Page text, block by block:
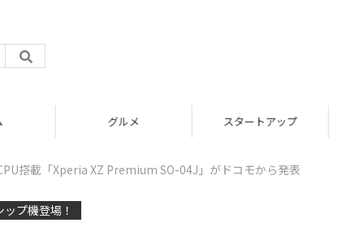
グルメ スタートアップ
搭載「Xperia XZ Premium SO-04J」がドコモから発表
プ機登場！